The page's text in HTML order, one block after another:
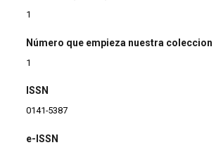
1
Número que empieza nuestra coleccion
1
ISSN
0141-5387
e-ISSN